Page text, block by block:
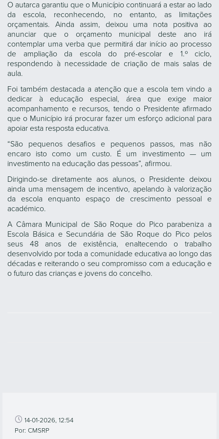
O autarca garantiu que o Município continuará a estar ao lado
da escola, reconhecendo, no entanto, as limitações
orçamentais. Ainda assim, deixou uma nota positiva ao
anunciar que o orçamento municipal deste ano irá
contemplar uma verba que permitirá dar início ao processo
de ampliação da escola do pré-escolar e 1.º ciclo,
respondendo à necessidade de criação de mais salas de
aula.
Foi também destacada a atenção que a escola tem vindo a
dedicar à educação especial, área que exige maior
acompanhamento e recursos, tendo o Presidente afirmado
que o Município irá procurar fazer um esforço adicional para
apoiar esta resposta educativa.
“São pequenos desafios e pequenos passos, mas não
encaro isto como um custo. É um investimento — um
investimento na educação das pessoas”, afirmou.
Dirigindo-se diretamente aos alunos, o Presidente deixou
ainda uma mensagem de incentivo, apelando à valorização
da escola enquanto espaço de crescimento pessoal e
académico.
A Câmara Municipal de São Roque do Pico parabeniza a
Escola Básica e Secundária de São Roque do Pico pelos
seus 48 anos de existência, enaltecendo o trabalho
desenvolvido por toda a comunidade educativa ao longo das
décadas e reiterando o seu compromisso com a educação e
o futuro das crianças e jovens do concelho.
14-01-2026, 12:54
Por: CMSRP